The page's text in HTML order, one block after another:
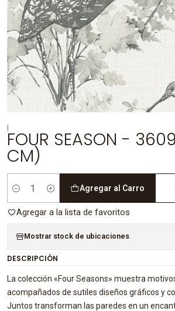
FOUR SEASON -
CM)
Cantidad
Agregar al Carro
Agregar a la lista de favoritos
Mostrar stock de ubicaciones
DESCRIPCIÓN
La colección «Four Seasons» muestra
acompañados de sutiles diseños gráficos y
Juntos transforman las paredes en un